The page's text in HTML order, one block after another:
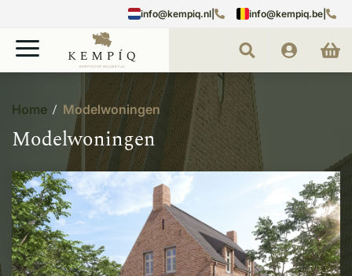
info@kempiq.nl info@kempiq.be
Home Modelwoningen
Modelwoningen